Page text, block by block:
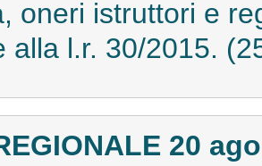
oneri istruttori e
alla l.r. 30/2015.
20